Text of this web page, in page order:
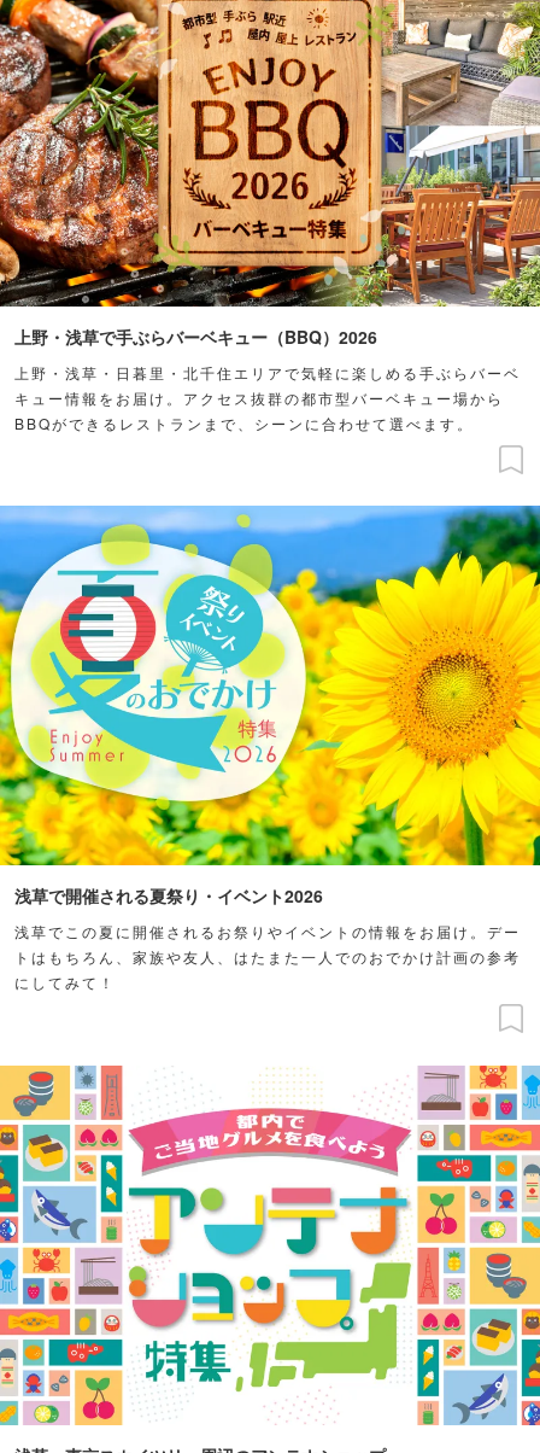
上野・浅草で手ぶらバーベキュー（BBQ）2026
上野・浅草・日暮里・北千住エリアで気軽に楽しめる手ぶらバーベ
キュー情報をお届け。アクセス抜群の都市型バーベキュー場から
BBQができるレストランまで、シーンに合わせて選べます。
浅草で開催される夏祭り・イベント2026
浅草でこの夏に開催されるお祭りやイベントの情報をお届け。デー
トはもちろん、家族や友人、はたまた一人でのおでかけ計画の参考
にしてみて！